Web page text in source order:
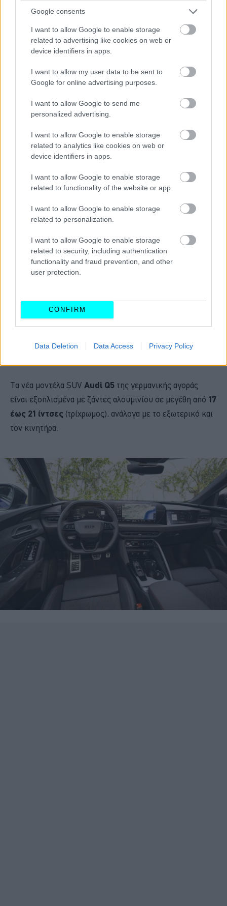
Google consents
I want to allow Google to enable storage
related to advertising like cookies on web or
device identifiers in apps.
I want to allow my user data to be sent to
Google for online advertising purposes.
I want to allow Google to send me
personalized advertising.
I want to allow Google to enable storage
related to analytics like cookies on web or
device identifiers in apps.
I want to allow Google to enable storage
related to functionality of the website or app.
I want to allow Google to enable storage
related to personalization.
I want to allow Google to enable storage
related to security, including authentication
functionality and fraud prevention, and other
user protection.
CONFIRM
Data Deletion Data Access Privacy Policy
φωτεινή υπογραφή
που εξασθενούν πάνω-κάτω. Τα μεμονωμένα τμήματα
φωτόςαλληλεπιδρούν με τέτοιο τρόπο, ώστε η
ποικίλλει ως προς την ένταση του φωτός.
Με τουςψηφιακούς συνδυασμούς πίσω φώτων
OLED 2.0, τοQ5ανεβάζει τη σχεδίαση φωτισμού, το
εύρος λειτουργιών και συνεπώς τηνασφάλεια
στην
κατηγορία του σε ένα νέο επίπεδο.
Το πίσω μέρος του Q5 SUVέχει εξαιρετικά
καθαρό
σχεδιασμόχάρη στη μέγιστη μείωση των γραμμών. Τα
συνδυάζοντας θεαματικά τον
εκτείνεται σε όλο το πλάτος του οχήματος.
διαχύτηςείναι ενσωματωμένος στους
τετράγωνες απολήξειςτης εξάτμισης (αριστερά και
δεξιά για τους βενζινοκινητήρες και αριστερά για
τους κινητήρες diesel). Το μοντέλο S διαθέτει τις
τέσσερις εμβληματικές διπλές στρογγυλές
Τα νέα μοντέλα SUV Audi Q5 της γερμανικής αγοράς
είναι εξοπλισμένα με ζάντες αλουμινίου σε μεγέθη από 17
έως 21 ίντσες (τρίχρωμος), ανάλογα με το εξωτερικό και
τον κινητήρα.